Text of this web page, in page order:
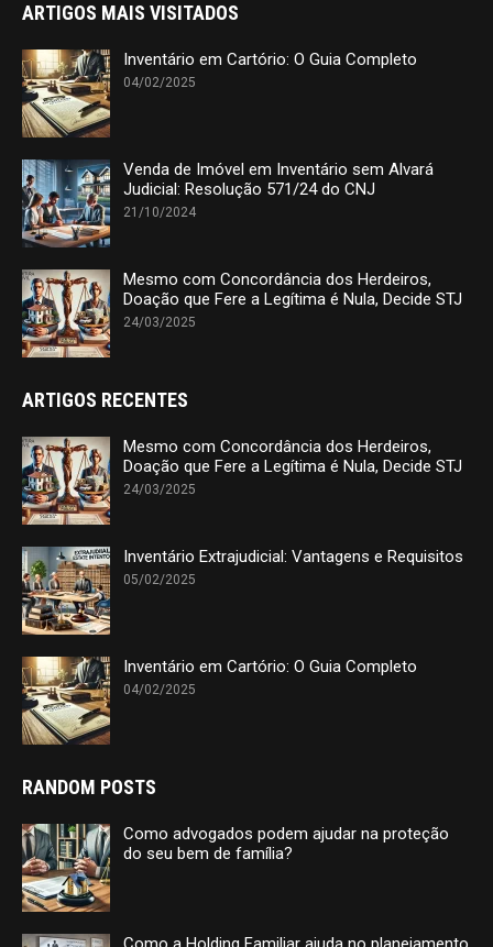
ARTIGOS MAIS VISITADOS
Inventário em Cartório: O Guia Completo
04/02/2025
Venda de Imóvel em Inventário sem Alvará
Judicial: Resolução 571/24 do CNJ
21/10/2024
Mesmo com Concordância dos Herdeiros,
Doação que Fere a Legítima é Nula, Decide STJ
24/03/2025
ARTIGOS RECENTES
Mesmo com Concordância dos Herdeiros,
Doação que Fere a Legítima é Nula, Decide STJ
24/03/2025
Inventário Extrajudicial: Vantagens e Requisitos
05/02/2025
Inventário em Cartório: O Guia Completo
04/02/2025
RANDOM POSTS
Como advogados podem ajudar na proteção
do seu bem de família?